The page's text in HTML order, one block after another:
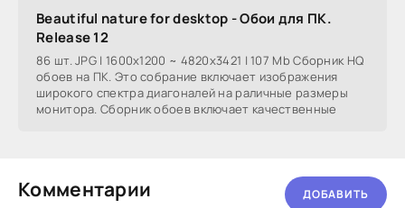
Beautiful nature for desktop - Обои для ПК.
Release 12
86 шт. JPG | 1600x1200 ~ 4820x3421 | 107 Mb Сборник HQ
обоев на ПК. Это собрание включает изображения
широкого спектра диагоналей на раличные размеры
монитора. Сборник обоев включает качественные
Комментарии ДОБАВИТЬ